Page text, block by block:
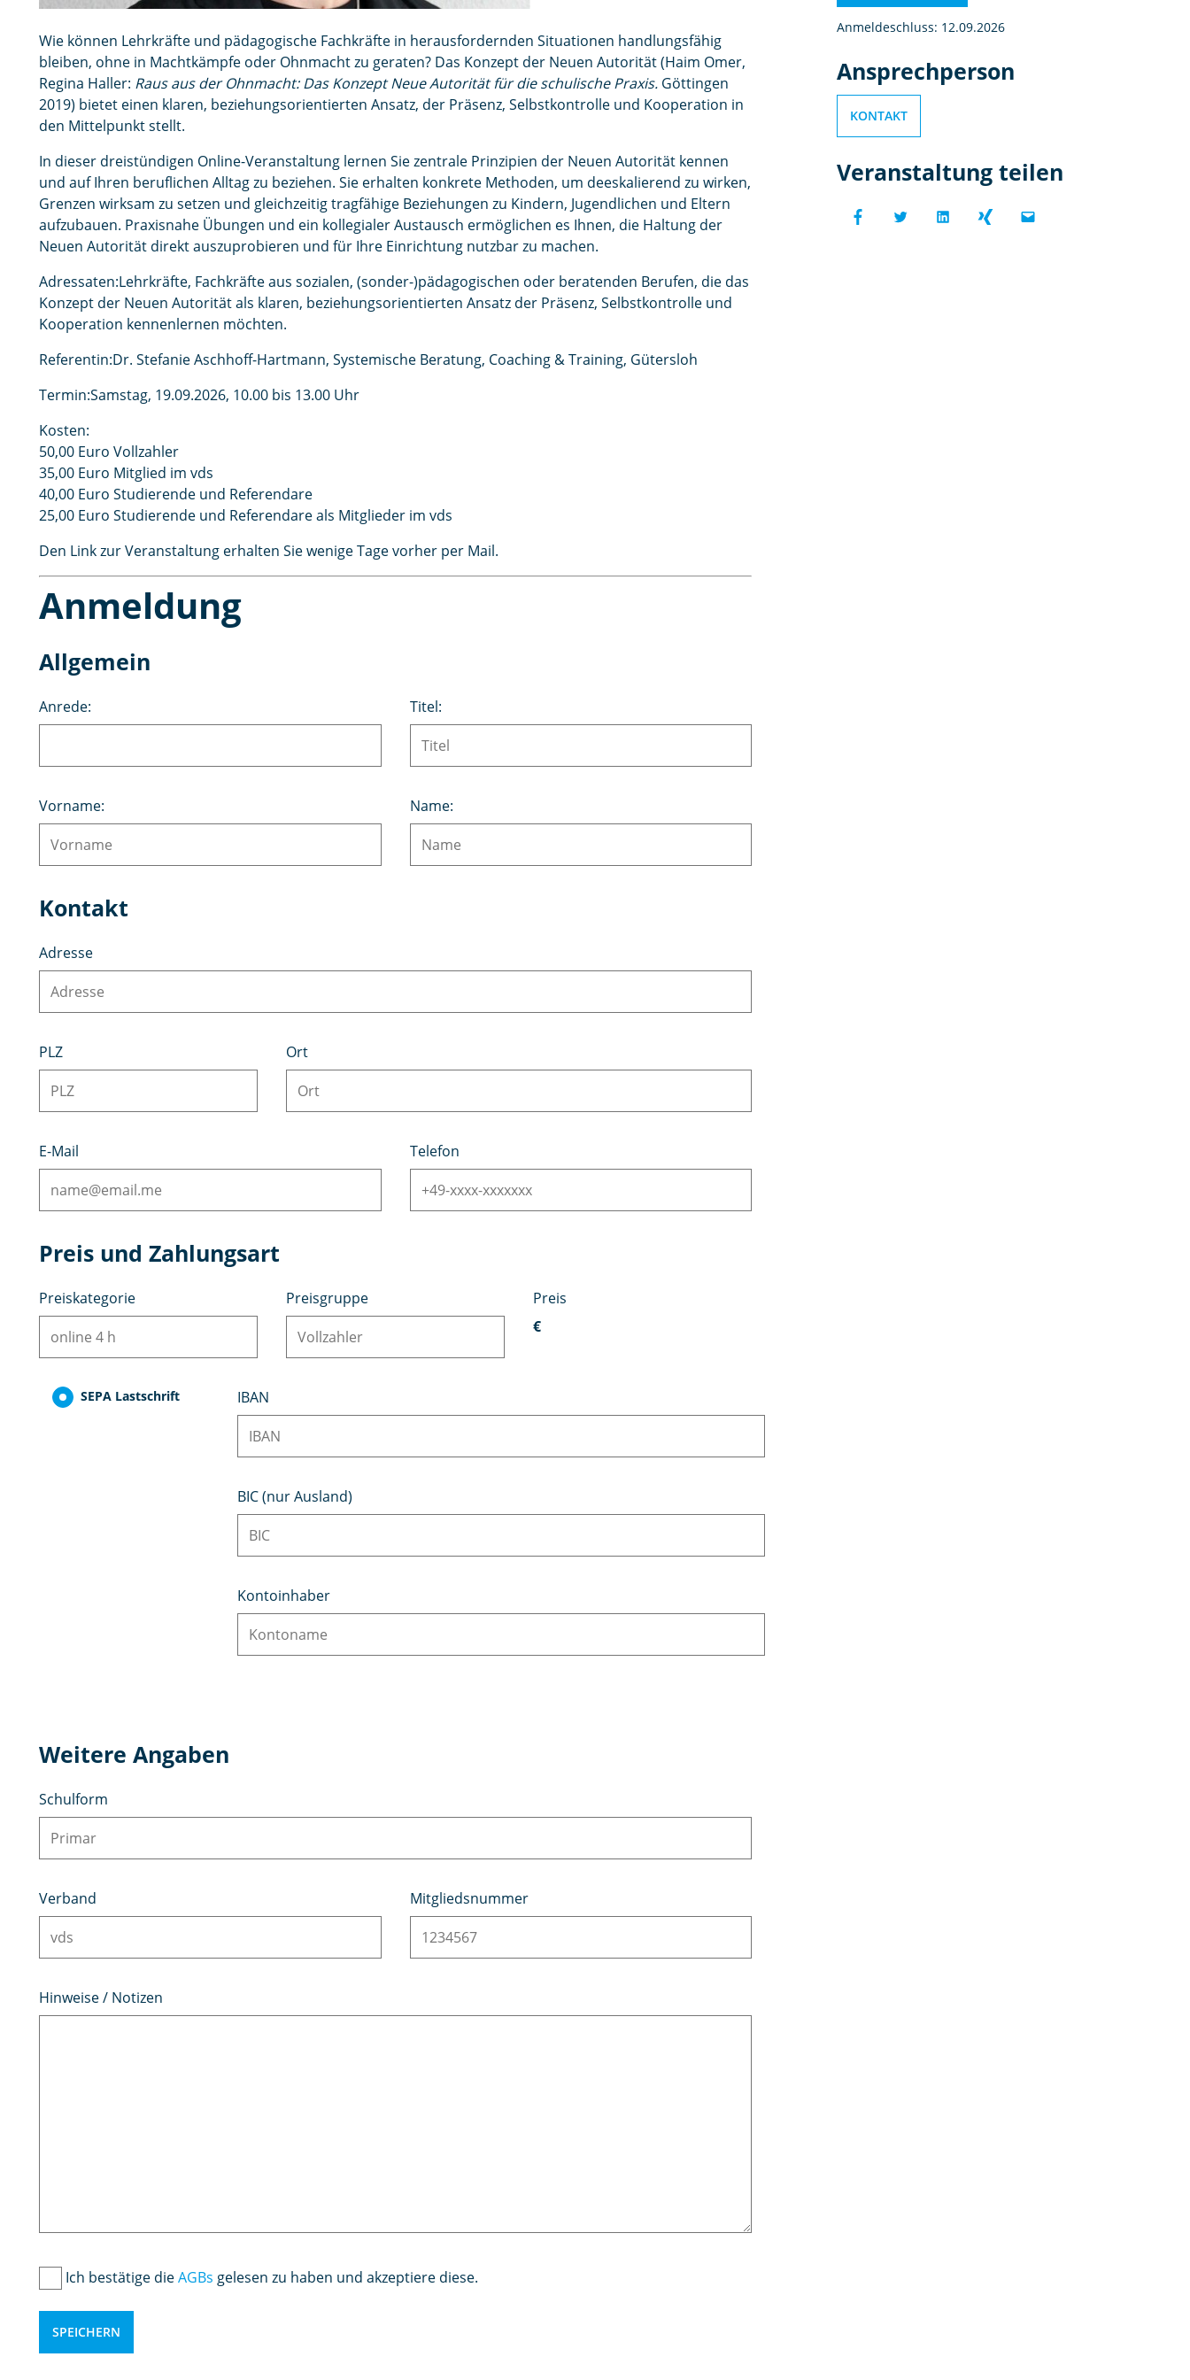
Wie können Lehrkräfte und pädagogische Fachkräfte in herausfordernden Situationen handlungsfähig
bleiben, ohne in Machtkämpfe oder Ohnmacht zu geraten? Das Konzept der Neuen Autorität (Haim Omer,
Regina Haller: Raus aus der Ohnmacht: Das Konzept Neue Autorität für die schulische Praxis. Göttingen
2019) bietet einen klaren, beziehungsorientierten Ansatz, der Präsenz, Selbstkontrolle und Kooperation in
den Mittelpunkt stellt.
In dieser dreistündigen Online-Veranstaltung lernen Sie zentrale Prinzipien der Neuen Autorität kennen
und auf Ihren beruflichen Alltag zu beziehen. Sie erhalten konkrete Methoden, um deeskalierend zu wirken,
Grenzen wirksam zu setzen und gleichzeitig tragfähige Beziehungen zu Kindern, Jugendlichen und Eltern
aufzubauen. Praxisnahe Übungen und ein kollegialer Austausch ermöglichen es Ihnen, die Haltung der
Neuen Autorität direkt auszuprobieren und für Ihre Einrichtung nutzbar zu machen.
Adressaten:Lehrkräfte, Fachkräfte aus sozialen, (sonder-)pädagogischen oder beratenden Berufen, die das
Konzept der Neuen Autorität als klaren, beziehungsorientierten Ansatz der Präsenz, Selbstkontrolle und
Kooperation kennenlernen möchten.
Referentin:Dr. Stefanie Aschhoff-Hartmann, Systemische Beratung, Coaching & Training, Gütersloh
Termin:Samstag, 19.09.2026, 10.00 bis 13.00 Uhr
Kosten:
50,00 Euro Vollzahler
35,00 Euro Mitglied im vds
40,00 Euro Studierende und Referendare
25,00 Euro Studierende und Referendare als Mitglieder im vds
Den Link zur Veranstaltung erhalten Sie wenige Tage vorher per Mail.
Anmeldung
Allgemein
Anrede: Titel:
Vorname: Name:
Kontakt
Adresse
PLZ Ort
E-Mail Telefon
Preis und Zahlungsart
Preiskategorie Preisgruppe
Preis
€
SEPA Lastschrift IBAN
BIC (nur Ausland)
Kontoinhaber
Weitere Angaben
Schulform
Verband Mitgliedsnummer
Hinweise / Notizen
Ich bestätige dieAGBs gelesen zu haben und akzeptiere diese.
Anmeldeschluss: 12.09.2026
Ansprechperson
KONTAKT
Veranstaltung teilen